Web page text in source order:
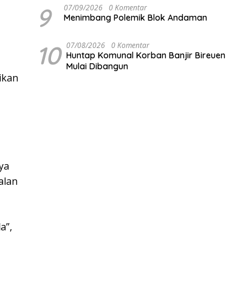
9 07/09/2026 0 Komentar
Menimbang Polemik Blok Andaman
10 07/08/2026 0 Komentar
Huntap Komunal Korban Banjir Bireuen
Mulai Dibangun